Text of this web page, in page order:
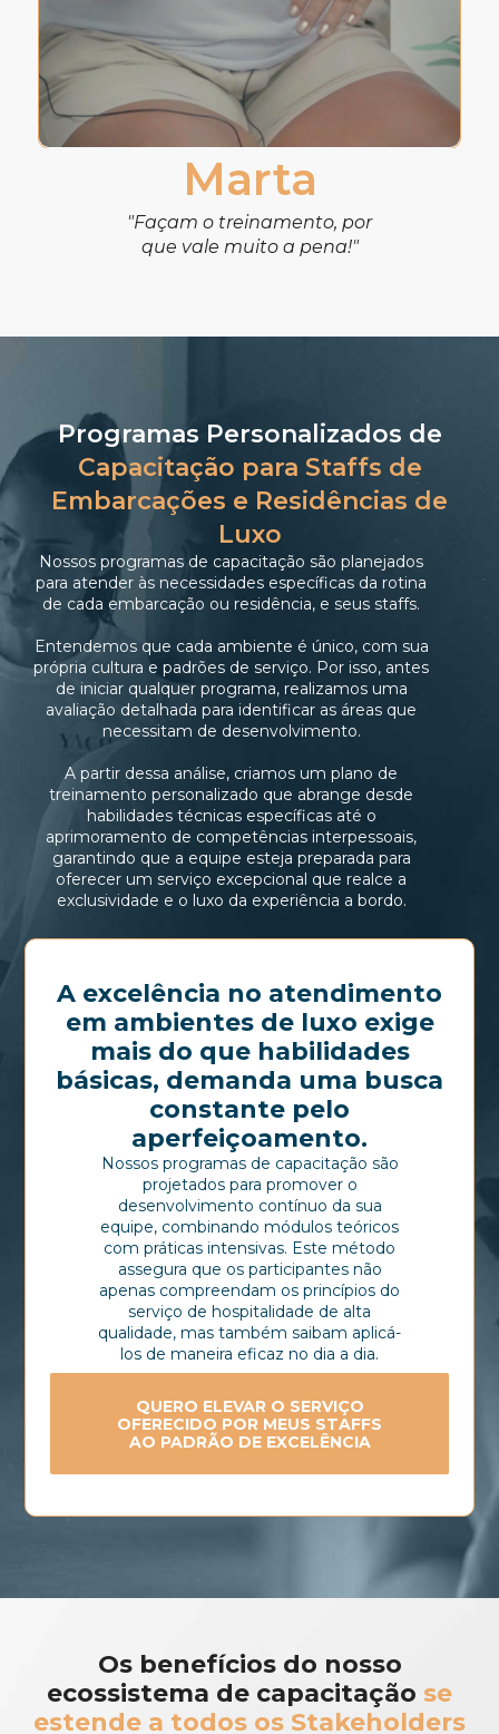
Marta
"Façam o treinamento, por
que vale muito a pena!"
Programas Personalizados de
Capacitação para Staffs de
Embarcações e Residências de
Luxo
Nossos programas de capacitação são planejados
para atender às necessidades específicas da rotina
de cada embarcação ou residência, e seus staffs.
Entendemos que cada ambiente é único, com sua
própria cultura e padrões de serviço. Por isso, antes
de iniciar qualquer programa, realizamos uma
avaliação detalhada para identificar as áreas que
necessitam de desenvolvimento.
A partir dessa análise, criamos um plano de
treinamento personalizado que abrange desde
habilidades técnicas específicas até o
aprimoramento de competências interpessoais,
garantindo que a equipe esteja preparada para
oferecer um serviço excepcional que realce a
exclusividade e o luxo da experiência a bordo.
A excelência no atendimento
em ambientes de luxo exige
mais do que habilidades
básicas, demanda uma busca
constante pelo
aperfeiçoamento.
Nossos programas de capacitação são
projetados para promover o
desenvolvimento contínuo da sua
equipe, combinando módulos teóricos
com práticas intensivas. Este método
assegura que os participantes não
apenas compreendam os princípios do
serviço de hospitalidade de alta
qualidade, mas também saibam aplicá-
los de maneira eficaz no dia a dia.
QUERO ELEVAR O SERVIÇO
OFERECIDO POR MEUS STAFFS
AO PADRÃO DE EXCELÊNCIA
Os benefícios do nosso
ecossistema de capacitação se
estende a todos os Stakeholders